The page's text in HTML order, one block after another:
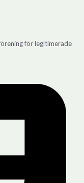
för legitimerade